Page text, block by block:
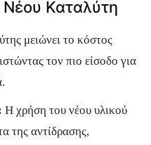
Καταλύτη
μειώνει το κόστος
τον πιο είσοδο για
Η χρήση του νέου υλικού
της αντίδρασης,